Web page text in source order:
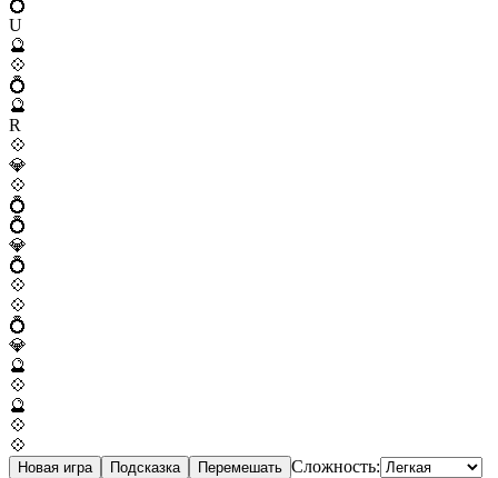
💍
U
🔮
💠
💍
🔮
R
💠
💎
💠
💍
💍
💎
💍
💠
💠
💍
💎
🔮
💠
🔮
💠
💠
Новая игра Подсказка Перемешать Сложность: